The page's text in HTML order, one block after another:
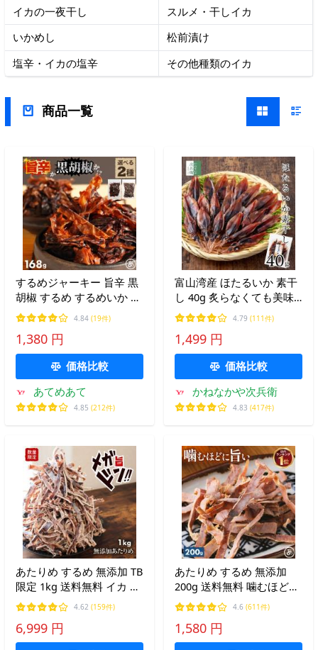
イカの一夜干し
スルメ・干しイカ
いかめし
松前漬け
塩辛・イカの塩辛
その他種類のイカ
商品一覧
するめジャーキー 旨辛 黒
胡椒 するめ するめいか 辛
口 168g 辛口 ブラックペッ
パー 粗挽き ピリ辛 辛口す
るめ足 スルメイカ 駄菓子
いか 送料無料 メール便
4.84 (19件)
1,380 円
価格比較
あてめあて
4.85 (212件)
富山湾産 ほたるいか 素干
し 40g 炙らなくても美味
しい ワタたっぷり ホタル
イカ 干物 無添加 肝入り
蛍烏賊 富山【A配送：常
温】
4.79 (111件)
1,499 円
価格比較
かねなかや次兵衛
4.83 (417件)
あたりめ するめ 無添加 TB
限定 1kg 送料無料 イカ 素
焼き 低カロリー 美味しい
大容量 業務用 おつまみ 珍
味 晩酌 メール便 酒のつま
み ダイエット 爆買
4.62 (159件)
6,999 円
あたりめ するめ 無添加
200g 送料無料 噛むほどに
旨い イカ スルメ 訳あり
大容量 業務用 お徳用 おつ
まみ ギフト 家飲み 晩酌
お試し 酒のつまみ 珍味 爆
4.6 (611件)
1,580 円